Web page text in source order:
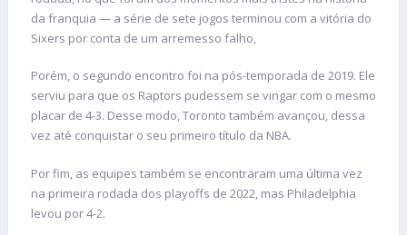
da franquia — a série de sete jogos terminou com a vitória do
Sixers por conta de um arremesso falho,
Porém, o segundo encontro foi na pós-temporada de 2019. Ele
serviu para que os Raptors pudessem se vingar com o mesmo
placar de 4-3. Desse modo, Toronto também avançou, dessa
vez até conquistar o seu primeiro título da NBA.
Por fim, as equipes também se encontraram uma última vez
na primeira rodada dos playoffs de 2022, mas Philadelphia
levou por 4-2.